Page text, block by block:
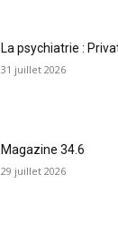
La psychiatrie :
31 juillet 2026
Magazine 34.6
29 juillet 2026